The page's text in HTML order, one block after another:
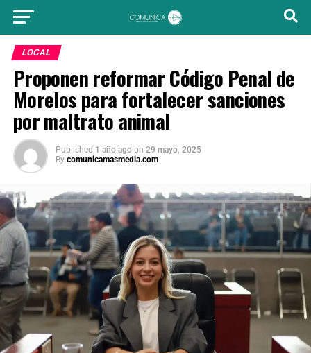
LOCAL
Proponen reformar Código Penal de
Morelos para fortalecer sanciones
por maltrato animal
Published 1 año ago on 29 mayo, 2025
By comunicamasmedia.com